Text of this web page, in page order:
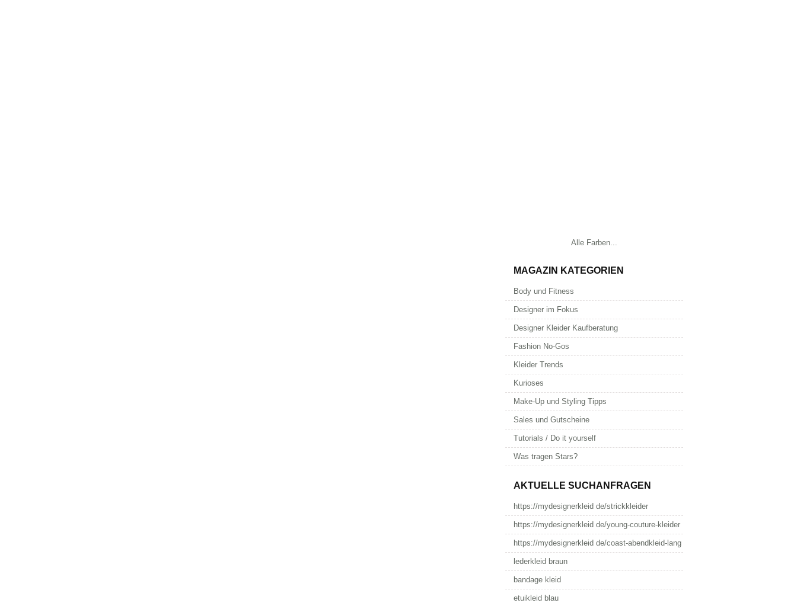
Alle Farben...
MAGAZIN KATEGORIEN
Body und Fitness
Designer im Fokus
Designer Kleider Kaufberatung
Fashion No-Gos
Kleider Trends
Kurioses
Make-Up und Styling Tipps
Sales und Gutscheine
Tutorials / Do it yourself
Was tragen Stars?
AKTUELLE SUCHANFRAGEN
https://mydesignerkleid de/strickkleider
https://mydesignerkleid de/young-couture-kleider
https://mydesignerkleid de/coast-abendkleid-lang
lederkleid braun
bandage kleid
etuikleid blau